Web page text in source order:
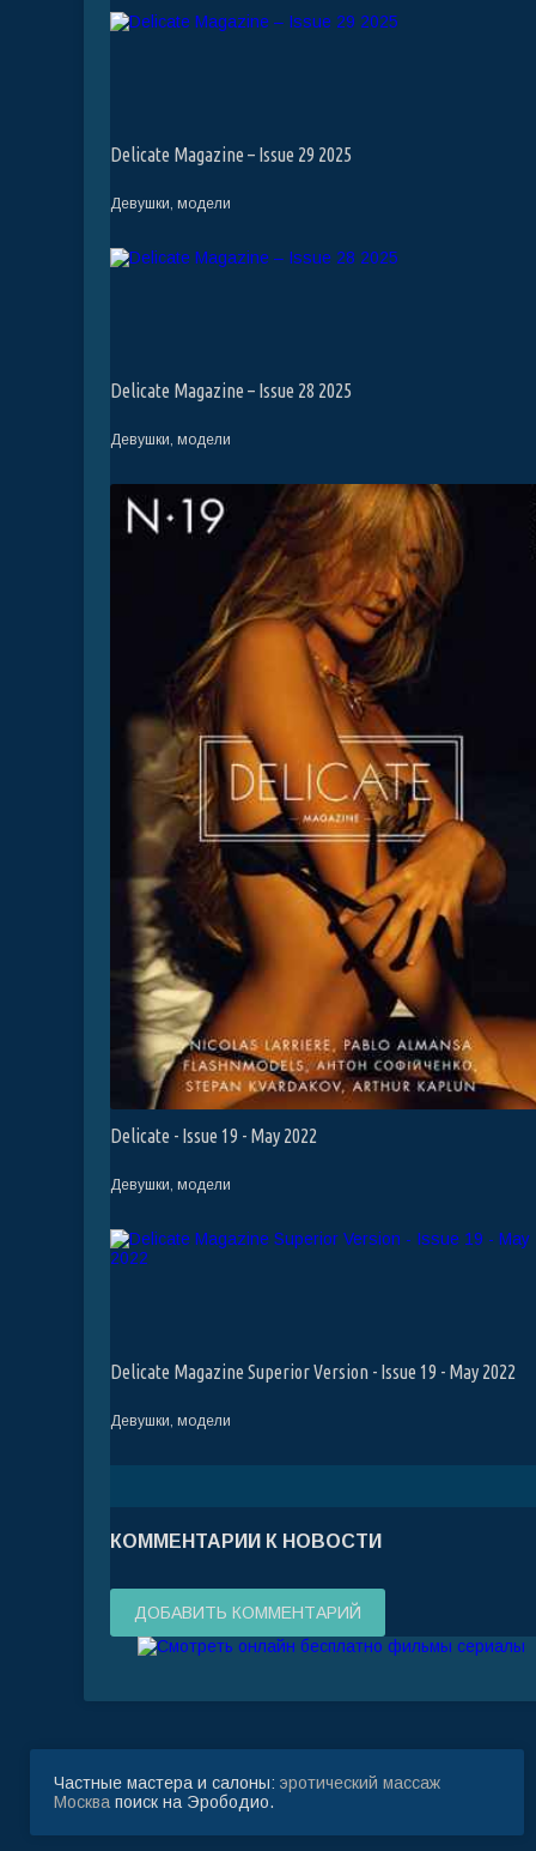
Delicate Magazine – Issue 29 2025
Девушки, модели
Delicate Magazine – Issue 28 2025
Девушки, модели
Delicate - Issue 19 - May 2022
Девушки, модели
Delicate Magazine Superior Version - Issue 19 - May 2022
Девушки, модели
КОММЕНТАРИИ К НОВОСТИ
ДОБАВИТЬ КОММЕНТАРИЙ
Частные мастера и салоны: эротический массаж
Москва поиск на Эрободио.